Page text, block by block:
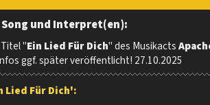
und Interpret(en):
"Ein Lied Für Dich" des Musikacts
ggf. später veröffentlicht! 27.10.2025
Lied Für Dich':